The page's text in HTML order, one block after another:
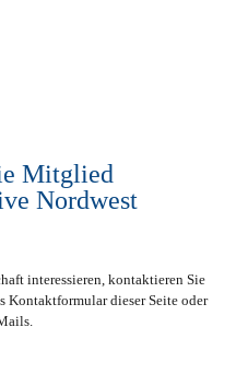
Mitglied
Nordwest
interessieren, kontaktieren Sie
Kontaktformular dieser Seite oder